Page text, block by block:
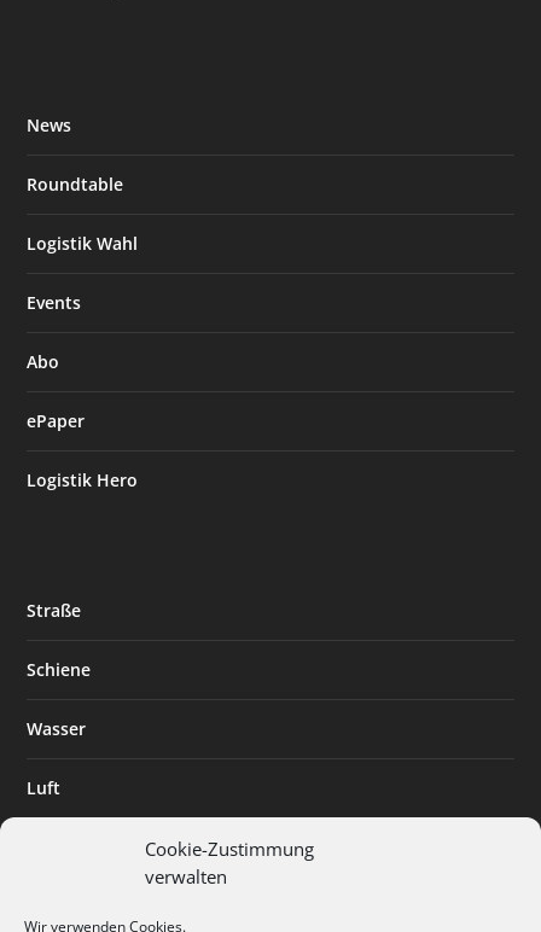
Cookie-Zustimmung
verwalten
Wir verwenden Cookies.
News
Roundtable
Logistik Wahl
Events
Abo
ePaper
Logistik Hero
Straße
Schiene
Wasser
Luft